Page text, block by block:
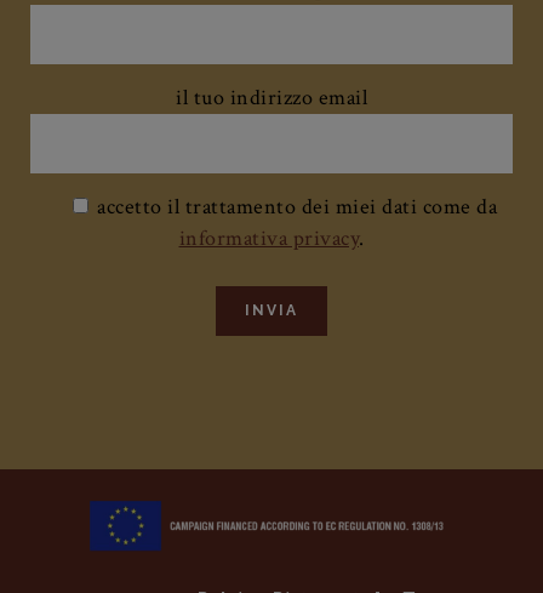
il tuo nome e cognome
il tuo indirizzo email
accetto il trattamento dei miei dati come da
informativa privacy